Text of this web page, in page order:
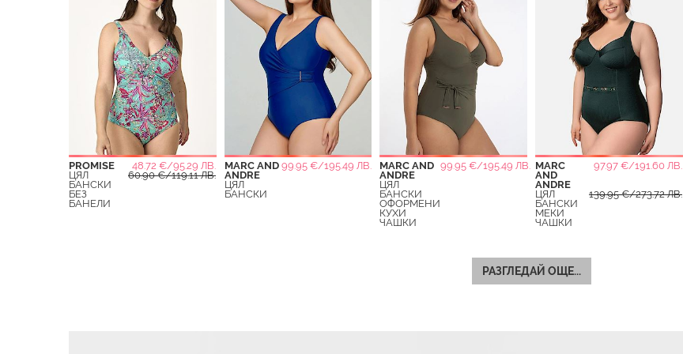
PROMISE
48.72 €/95.29 ЛВ.
ЦЯЛ
БАНСКИ
БЕЗ
БАНЕЛИ
60.90 €/119.11 ЛВ.
MARC AND
ANDRE
99.95 €/195.49 ЛВ.
ЦЯЛ
БАНСКИ
MARC AND
ANDRE
99.95 €/195.49 ЛВ.
ЦЯЛ
БАНСКИ
ОФОРМЕНИ
КУХИ
ЧАШКИ
MARC
AND
ANDRE
97.97 €/191.60 ЛВ.
ЦЯЛ
БАНСКИ
МЕКИ
ЧАШКИ
139.95 €/273.72 ЛВ.
РАЗГЛЕДАЙ ОЩЕ...